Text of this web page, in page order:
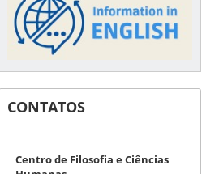
CONTATOS
Centro de Filosofia e Ciências